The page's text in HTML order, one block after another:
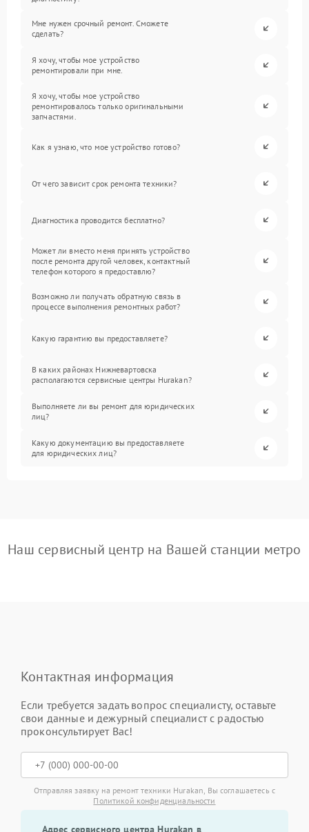
Мне нужен срочный ремонт. Сможете
сделать?
Я хочу, чтобы мое устройство
ремонтировали при мне.
Я хочу, чтобы мое устройство
ремонтировалось только оригинальными
запчастями.
Как я узнаю, что мое устройство готово?
От чего зависит срок ремонта техники?
Диагностика проводится бесплатно?
Может ли вместо меня принять устройство
после ремонта другой человек, контактный
телефон которого я предоставлю?
Возможно ли получать обратную связь в
процессе выполнения ремонтных работ?
Какую гарантию вы предоставляете?
В каких районах Нижневартовска
располагаются сервисные центры Hurakan?
Выполняете ли вы ремонт для юридических
лиц?
Какую документацию вы предоставляете
для юридических лиц?
Наш сервисный центр на Вашей станции метро
Контактная информация
Если требуется задать вопрос специалисту, оставьте
свои данные и дежурный специалист с радостью
проконсультирует Вас!
Отправляя заявку на ремонт техники Hurakan, Вы соглашаетесь с
Политикой конфиденциальности
Адрес сервисного центра Hurakan в